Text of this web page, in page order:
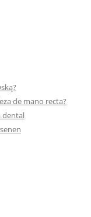
de mano recta?
dental